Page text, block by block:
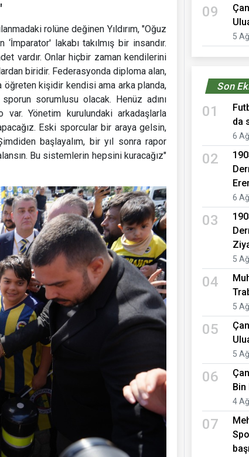
rolüne değinen Yıldırım, "Oğuz
lakabı takılmış bir insandır.
vardır. Onlar hiçbir zaman kendilerini
biridir. Federasyonda diploma alan,
öğreten kişidir kendisi ama arka planda,
sorumlusu olacak. Henüz adını
var. Yönetim kurulundaki arkadaşlarla
Eski sporcular bir araya gelsin,
başlayalım, bir yıl sonra rapor
Bu sistemlerin hepsini kuracağız"
09
5
Son
01
da
6
02
6
03
5
04
5
05
5
06
Bin
4
07